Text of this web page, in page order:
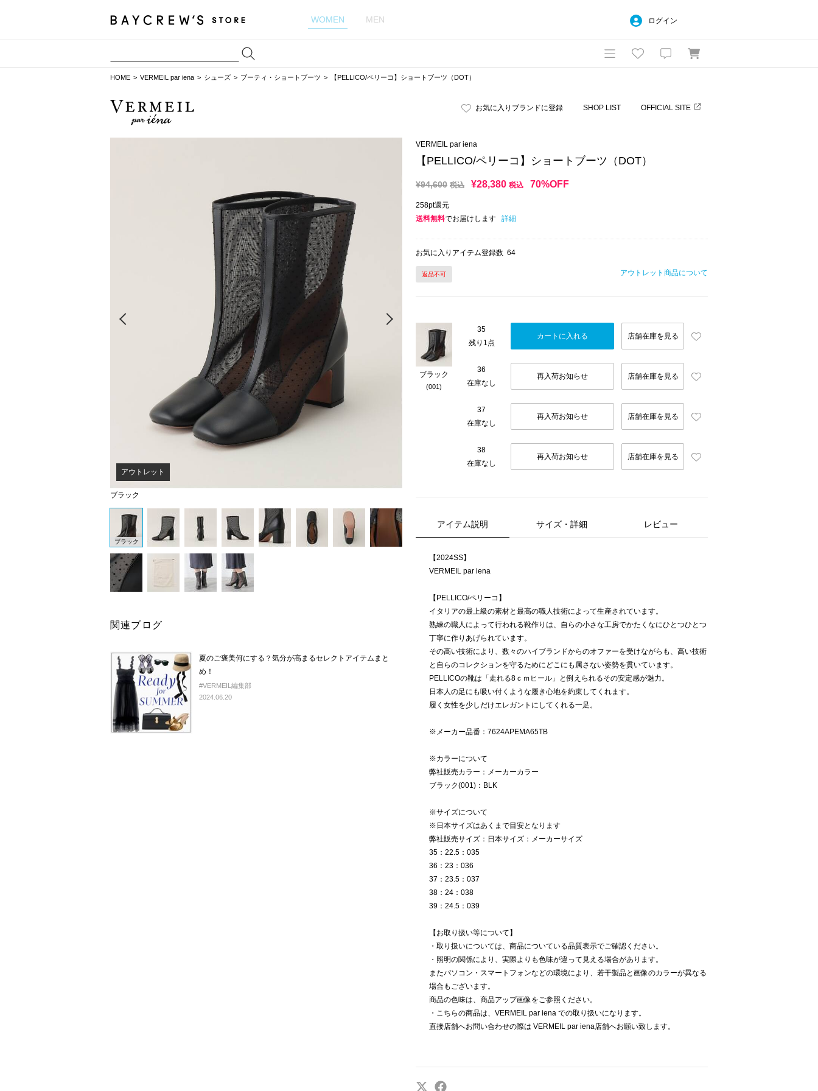
WOMEN MEN ログイン
HOME VERMEIL par iena シューズ ブーティ・ショートブーツ 【PELLICO/ペリーコ】ショートブーツ（DOT）
お気に入りブランドに登録 SHOP LIST OFFICIAL SITE
ブラック
アウトレット
ブラック
関連ブログ
夏のご褒美何にする？気分が高まるセレクトアイテムまと
め！
#VERMEIL編集部
2024.06.20
VERMEIL par iena
【PELLICO/ペリーコ】ショートブーツ（DOT）
¥94,600 税込 ¥28,380 税込 70%OFF
258pt還元
送料無料でお届けします 詳細
お気に入りアイテム登録数 64
返品不可 アウトレット商品について
ブラック
(001)
35
残り1点
カートに入れる 店舗在庫を見る
36
在庫なし
再入荷お知らせ 店舗在庫を見る
37
在庫なし
再入荷お知らせ 店舗在庫を見る
38
在庫なし
再入荷お知らせ 店舗在庫を見る
アイテム説明 サイズ・詳細 レビュー
【2024SS】
VERMEIL par iena
【PELLICO/ペリーコ】
イタリアの最上級の素材と最高の職人技術によって生産されています。
熟練の職人によって行われる靴作りは、自らの小さな工房でかたくなにひとつひとつ
丁寧に作りあげられています。
その高い技術により、数々のハイブランドからのオファーを受けながらも、高い技術
と自らのコレクションを守るためにどこにも属さない姿勢を貫いています。
PELLICOの靴は「走れる8ｃｍヒール」と例えられるその安定感が魅力。
日本人の足にも吸い付くような履き心地を約束してくれます。
履く女性を少しだけエレガントにしてくれる一足。
※メーカー品番：7624APEMA65TB
※カラーについて
弊社販売カラー：メーカーカラー
ブラック(001)：BLK
※サイズについて
※日本サイズはあくまで目安となります
弊社販売サイズ：日本サイズ：メーカーサイズ
35：22.5：035
36：23：036
37：23.5：037
38：24：038
39：24.5：039
【お取り扱い等について】
・取り扱いについては、商品についている品質表示でご確認ください。
・照明の関係により、実際よりも色味が違って見える場合があります。
またパソコン・スマートフォンなどの環境により、若干製品と画像のカラーが異なる
場合もございます。
商品の色味は、商品アップ画像をご参照ください。
・こちらの商品は、VERMEIL par iena での取り扱いになります。
直接店舗へお問い合わせの際は VERMEIL par iena店舗へお願い致します。